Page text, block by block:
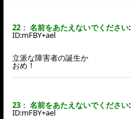
22 ： 名前をあたえないでください:
ID:mFBY+ael
立派な障害者の誕生か
おめ！
23 ： 名前をあたえないでください:
ID:mFBY+ael